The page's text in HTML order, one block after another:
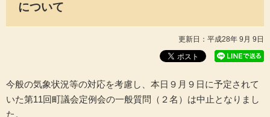
メ
ニ
ュ
ー
を
について
更新日：平成28年 9月 9日
今般の気象状況等の対応を考慮し、本日９月９日に予定されて
いた第11回町議会定例会の一般質問（２名）は中止となりまし
た。